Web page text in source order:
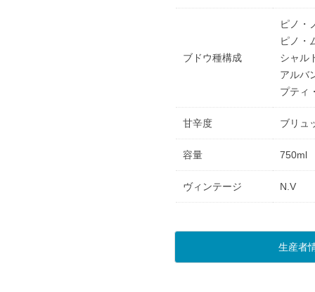
ブドウ種構成
ピノ・
ピノ・
シャル
アルバ
プティ
甘辛度 ブリュ
容量 750ml
ヴィンテージ N.V
生産者